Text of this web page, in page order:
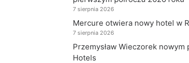
7 sierpnia 2026
Mercure otwiera nowy hotel w
7 sierpnia 2026
Przemysław Wieczorek nowym
Hotels